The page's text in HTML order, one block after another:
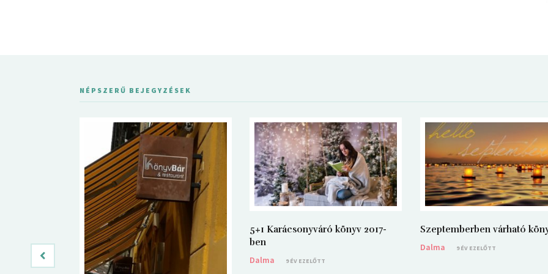
NÉPSZERŰ BEJEGYZÉSEK
5+1 Karácsonyváró könyv 2017-
ben
Dalma
9 ÉV EZELŐTT
Szeptemberben várható
Dalma
9 ÉV EZELŐTT